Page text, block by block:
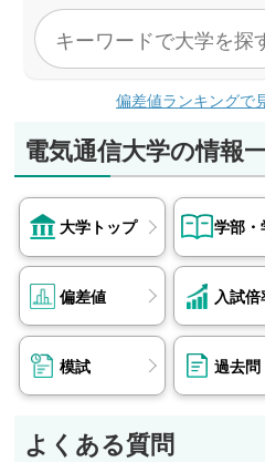
偏差値ランキングで
電気通信大学の情報
大学トップ 学部・
偏差値 入試
模試 過去問
よくある質問